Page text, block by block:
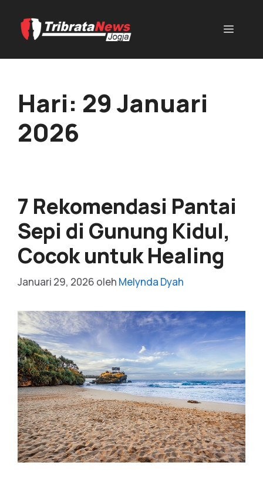
Hari: 29 Januari
2026
7 Rekomendasi Pantai
Sepi di Gunung Kidul,
Cocok untuk Healing
Januari 29, 2026 oleh Melynda Dyah